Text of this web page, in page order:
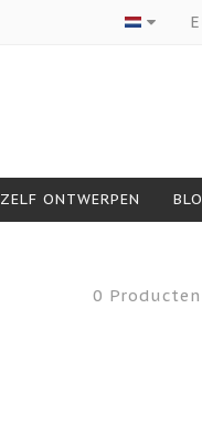
ZELF ONTWERPEN
0 Producten